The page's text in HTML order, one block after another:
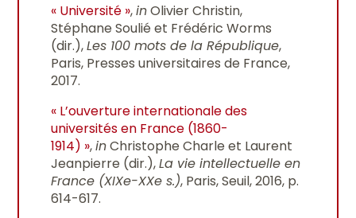
« Université »,inOlivier Christin,
Stéphane Soulié et Frédéric Worms
(dir.),Les 100 mots de la République,
Paris, Presses universitaires de France,
2017.
« L’ouverture internationale des
universités en France (1860-
1914) »,inChristophe Charle et Laurent
Jeanpierre (dir.),La vie intellectuelle en
France (XIXe-XXe s.), Paris, Seuil, 2016, p.
614-617.